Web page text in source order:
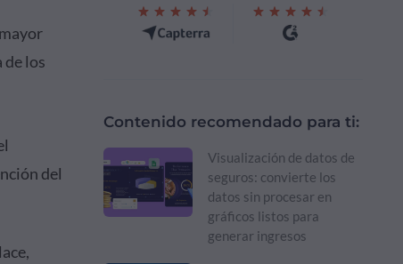
los
del
Contenido recomendado para ti:
Visualización de datos de
seguros: convierte los
datos sin procesar en
gráficos listos para
generar ingresos